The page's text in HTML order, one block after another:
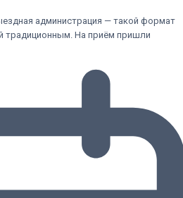
администрация — такой формат
традиционным. На приём пришли